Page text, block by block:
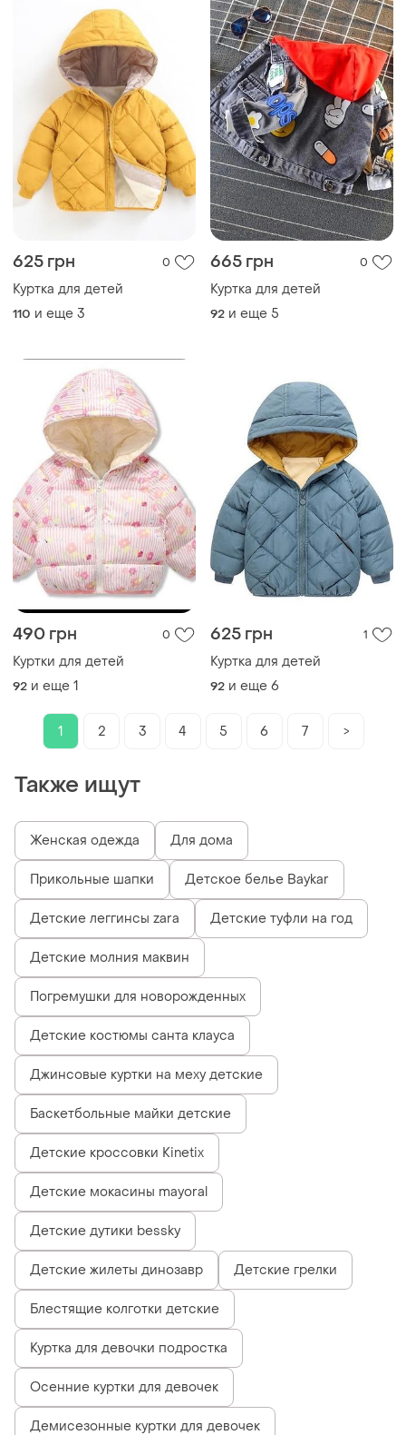
625 грн 0
Куртка для детей
110 и еще 3
665 грн 0
Куртка для детей
92 и еще 5
490 грн 0
Куртки для детей
92 и еще 1
625 грн 1
Куртка для детей
92 и еще 6
1 2 3 4 5 6 7 >
Также ищут
Женская одежда Для дома
Прикольные шапки Детское белье Baykar
Детские леггинсы zara Детские туфли на год
Детские молния маквин
Погремушки для новорожденных
Детские костюмы санта клауса
Джинсовые куртки на меху детские
Баскетбольные майки детские
Детские кроссовки Kinetix
Детские мокасины mayoral
Детские дутики bessky
Детские жилеты динозавр Детские грелки
Блестящие колготки детские
Куртка для девочки подростка
Осенние куртки для девочек
Демисезонные куртки для девочек